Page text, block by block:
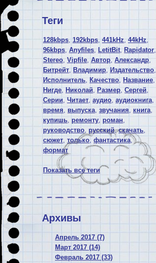
Теги
128kbps, 192kbps, 441kHz, 44kHz,
96kbps, Anyfiles, LetitBit, Rapidator,
Stereo, Vipfile, Автор, Александр,
Битрейт, Владимир, Издательство,
Исполнитель, Качество, Название,
Нигде, Николай, Размер, Сергей,
Серии,Читает, аудио, аудиокнига,
время, выпуска, звучания, книга,
купишь, ремонту, роман,
руководство, русский,скачать,
сюжет, только, фантастика,
формат
Показать все теги
Архивы
Апрель 2017 (7)
Март 2017 (14)
Февраль 2017 (33)